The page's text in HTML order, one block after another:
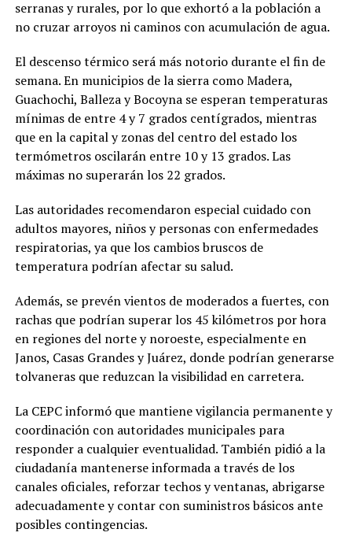
serranas y rurales, por lo que exhortó a la población a
no cruzar arroyos ni caminos con acumulación de agua.
El descenso térmico será más notorio durante el fin de
semana. En municipios de la sierra como Madera,
Guachochi, Balleza y Bocoyna se esperan temperaturas
mínimas de entre 4 y 7 grados centígrados, mientras
que en la capital y zonas del centro del estado los
termómetros oscilarán entre 10 y 13 grados. Las
máximas no superarán los 22 grados.
Las autoridades recomendaron especial cuidado con
adultos mayores, niños y personas con enfermedades
respiratorias, ya que los cambios bruscos de
temperatura podrían afectar su salud.
Además, se prevén vientos de moderados a fuertes, con
rachas que podrían superar los 45 kilómetros por hora
en regiones del norte y noroeste, especialmente en
Janos, Casas Grandes y Juárez, donde podrían generarse
tolvaneras que reduzcan la visibilidad en carretera.
La CEPC informó que mantiene vigilancia permanente y
coordinación con autoridades municipales para
responder a cualquier eventualidad. También pidió a la
ciudadanía mantenerse informada a través de los
canales oficiales, reforzar techos y ventanas, abrigarse
adecuadamente y contar con suministros básicos ante
posibles contingencias.